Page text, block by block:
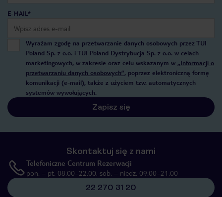
E-MAIL*
Wyrażam zgodę na przetwarzanie danych osobowych przez TUI
Poland Sp. z o.o. i TUI Poland Dystrybucja Sp. z o.o. w celach
marketingowych, w zakresie oraz celu wskazanym w „Informacji o
przetwarzaniu danych osobowych”, poprzez elektroniczną formę
komunikacji (e-mail), także z użyciem tzw. automatycznych
systemów wywołujących.
Zapisz się
Skontaktuj się z nami
Telefoniczne Centrum Rezerwacji
pon. – pt. 08:00–22:00, sob. – niedz. 09:00–21:00
22 270 31 20